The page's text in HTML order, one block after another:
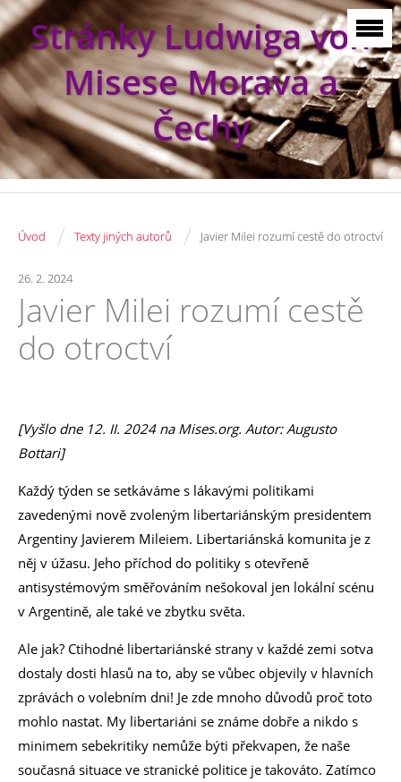
Stránky Ludwiga von
Misese Morava a
Čechy
Úvod / Texty jiných autorů / Javier Milei rozumí cestě do otroctví
26. 2. 2024
Javier Milei rozumí cestě
do otroctví
[Vyšlo dne 12. II. 2024 na Mises.org. Autor: Augusto
Bottari]
Každý týden se setkáváme s lákavými politikami
zavedenými nově zvoleným libertariánským presidentem
Argentiny Javierem Mileiem. Libertariánská komunita je z
něj v úžasu. Jeho příchod do politiky s otevřeně
antisystémovým směřováním nešokoval jen lokální scénu
v Argentině, ale také ve zbytku světa.
Ale jak? Ctihodné libertariánské strany v každé zemi sotva
dostaly dosti hlasů na to, aby se vůbec objevily v hlavních
zprávách o volebním dni! Je zde mnoho důvodů proč toto
mohlo nastat. My libertariáni se známe dobře a nikdo s
minimem sebekritiky nemůže býti překvapen, že naše
současná situace ve stranické politice je takováto. Zatímco